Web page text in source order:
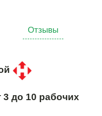
Отзывы
3 до 10 рабочих